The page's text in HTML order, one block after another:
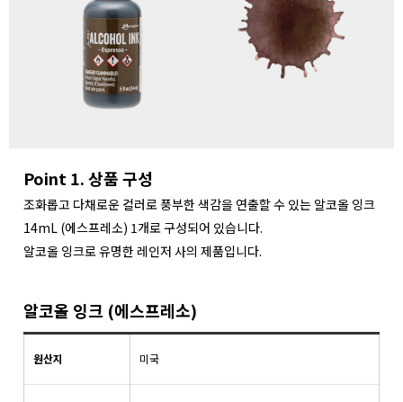
Point 1. 상품 구성
조화롭고 다채로운 컬러로 풍부한 색감을 연출할 수 있는 알코올 잉크
14mL (에스프레소) 1개로 구성되어 있습니다.
알코올 잉크로 유명한 레인저 사의 제품입니다.
알코올 잉크 (에스프레소)
원산지 미국